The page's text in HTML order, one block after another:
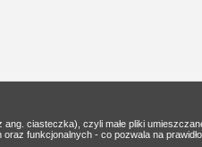
ciasteczka), czyli małe pliki
funkcjonalnych - co pozwala na